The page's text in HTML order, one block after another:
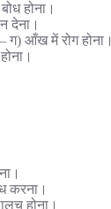
होना।
देना।
आँख में रोग होना।
करना।
होना।